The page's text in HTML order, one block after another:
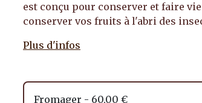
est conçu pour conserver et faire
conserver vos fruits à l'abri des
Plus d'infos